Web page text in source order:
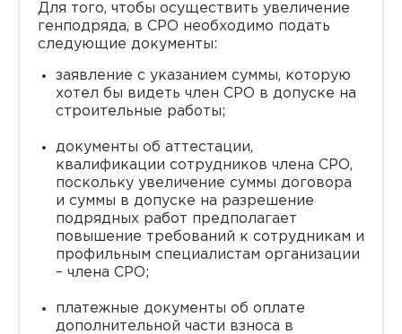
Для того, чтобы осуществить увеличение
генподряда, в СРО необходимо подать
следующие документы:
заявление с указанием суммы, которую
хотел бы видеть член СРО в допуске на
строительные работы;
документы об аттестации,
квалификации сотрудников члена СРО,
поскольку увеличение суммы договора
и суммы в допуске на разрешение
подрядных работ предполагает
повышение требований к сотрудникам и
профильным специалистам организации
– члена СРО;
платежные документы об оплате
дополнительной части взноса в